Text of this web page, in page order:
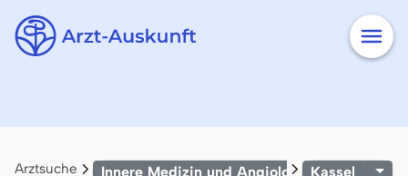
Arztsuche Innere Medizin und Angiologie Kassel